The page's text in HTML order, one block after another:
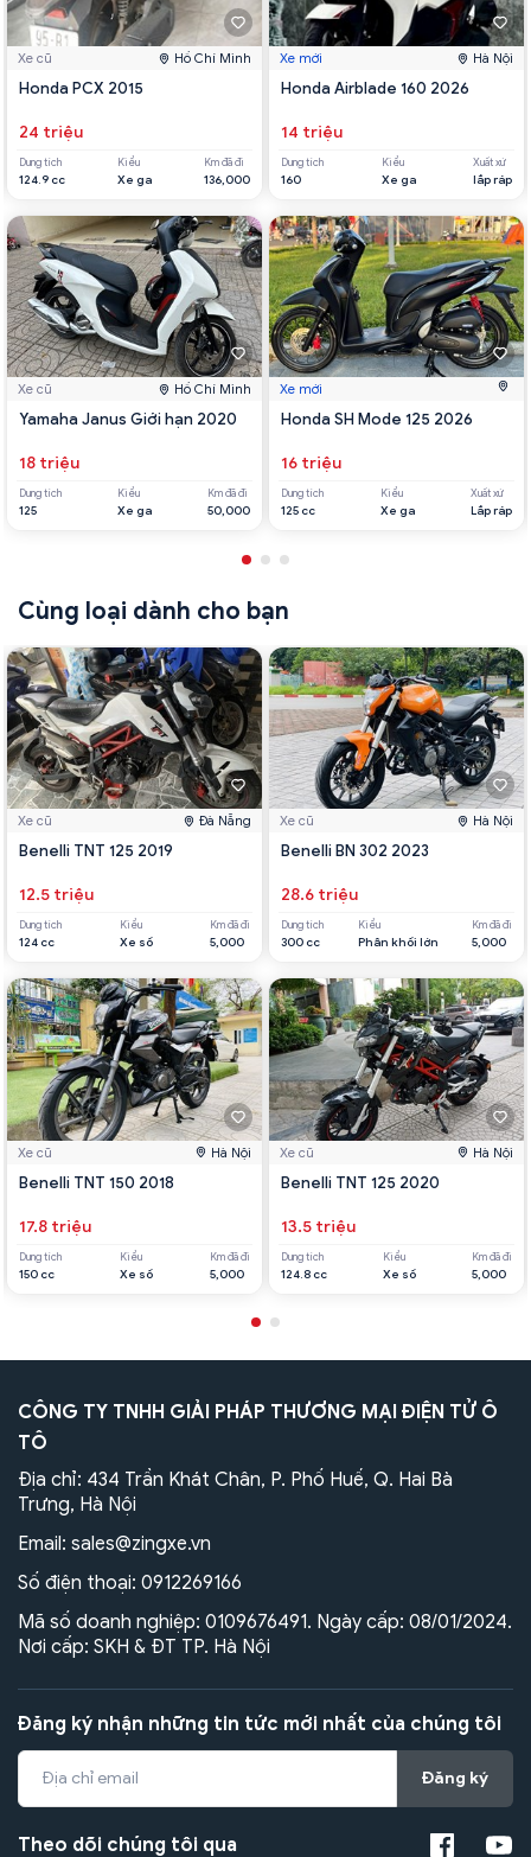
Xe cũ Hồ Chí Minh
Honda PCX 2015
24 triệu
Dung tích
124.9 cc
Kiểu
Xe ga
Km đã đi
136,000
Xe cũ Hồ Chí Minh
Yamaha Janus Giới hạn 2020
18 triệu
Dung tích
125
Kiểu
Xe ga
Km đã đi
50,000
Xe mới Hà Nội
Honda Airblade 160 2026
14 triệu
Dung tích
160
Kiểu
Xe ga
Xuất xứ
lắp ráp
Xe mới
Honda SH Mode 125 2026
16 triệu
Dung tích
125 cc
Kiểu
Xe ga
Xuất xứ
Lắp ráp
Cùng loại dành cho bạn
Xe cũ Đà Nẵng
Benelli TNT 125 2019
12.5 triệu
Dung tích
124 cc
Kiểu
Xe số
Km đã đi
5,000
Xe cũ Hà Nội
Benelli TNT 150 2018
17.8 triệu
Dung tích
150 cc
Kiểu
Xe số
Km đã đi
5,000
Xe cũ Hà Nội
Benelli BN 302 2023
28.6 triệu
Dung tích
300 cc
Kiểu
Phân khối lớn
Km đã đi
5,000
Xe cũ Hà Nội
Benelli TNT 125 2020
13.5 triệu
Dung tích
124.8 cc
Kiểu
Xe số
Km đã đi
5,000
CÔNG TY TNHH GIẢI PHÁP THƯƠNG MẠI ĐIỆN TỬ Ô
TÔ
Địa chỉ: 434 Trần Khát Chân, P. Phố Huế, Q. Hai Bà
Trưng, Hà Nội
Email: sales@zingxe.vn
Số điện thoại: 0912269166
Mã số doanh nghiệp: 0109676491. Ngày cấp: 08/01/2024.
Nơi cấp: SKH & ĐT TP. Hà Nội
Đăng ký nhận những tin tức mới nhất của chúng tôi
Đăng ký
Theo dõi chúng tôi qua